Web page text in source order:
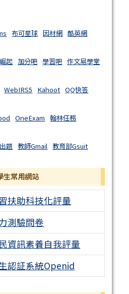
布可星球 因材網 酷英網
起 加分吧 學習吧 作文易學堂
WebIRS5 Kahoot QQ快答
OneExam 翰林任務
題 教師Gmail 教育部Gsuit
生常用網站
扶助科技化評量
測驗問卷
資訊素養自我評量
認証系統Openid